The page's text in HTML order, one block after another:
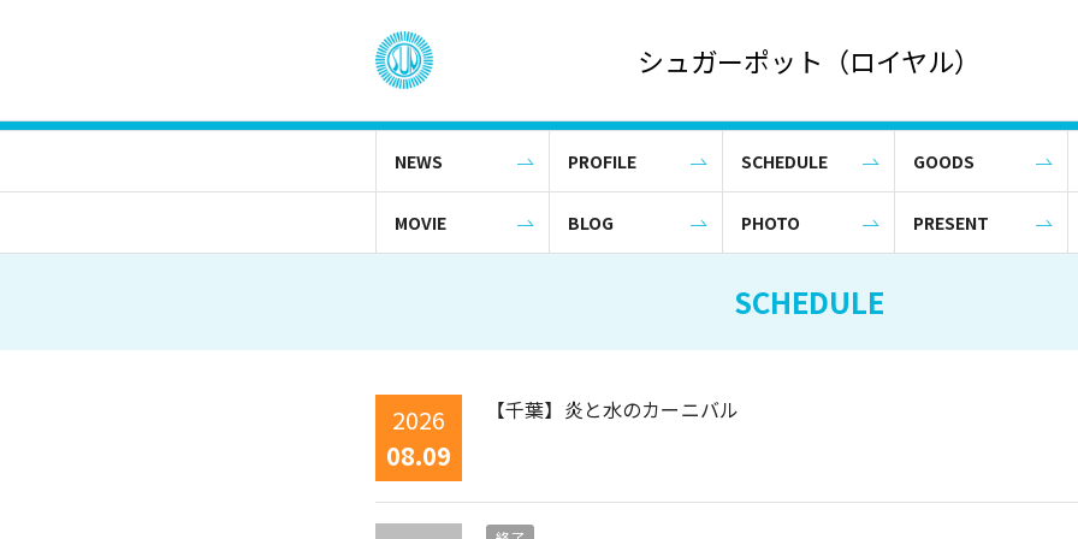
シュガーポット（ロイヤル）
NEWS PROFILE SCHEDULE GOODS
MOVIE BLOG PHOTO PRESENT
SCHEDULE
2026
08.09
【千葉】炎と水のカーニバル